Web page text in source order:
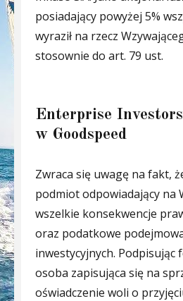
posiadający powyżej 5%
wyraził na rzecz
stosownie do art. 79 ust.
Enterprise
w Goodspeed
Zwraca się uwagę na fakt,
podmiot odpowiadający na
wszelkie konsekwencje
oraz podatkowe
inwestycyjnych.
osoba zapisująca się na
oświadczenie woli o